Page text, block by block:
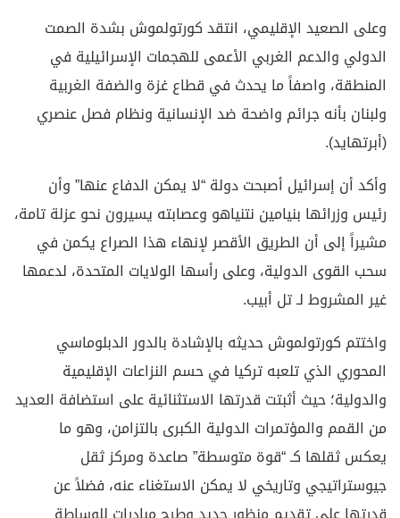
وعلى الصعيد الإقليمي، انتقد كورتولموش بشدة الصمت
الدولي والدعم الغربي الأعمى للهجمات الإسرائيلية في
المنطقة، واصفاً ما يحدث في قطاع غزة والضفة الغربية
ولبنان بأنه جرائم واضحة ضد الإنسانية ونظام فصل عنصري
(أبرتهايد).
وأكد أن إسرائيل أصبحت دولة “لا يمكن الدفاع عنها” وأن
رئيس وزرائها بنيامين نتنياهو وعصابته يسيرون نحو عزلة تامة،
مشيراً إلى أن الطريق الأقصر لإنهاء هذا الصراع يكمن في
سحب القوى الدولية، وعلى رأسها الولايات المتحدة، لدعمها
غير المشروط لـ تل أبيب.
واختتم كورتولموش حديثه بالإشادة بالدور الدبلوماسي
المحوري الذي تلعبه تركيا في حسم النزاعات الإقليمية
والدولية؛ حيث أثبتت قدرتها الاستثنائية على استضافة العديد
من القمم والمؤتمرات الدولية الكبرى بالتزامن، وهو ما
يعكس ثقلها كـ “قوة متوسطة” صاعدة ومركز ثقل
جيوستراتيجي وتاريخي لا يمكن الاستغناء عنه، فضلاً عن